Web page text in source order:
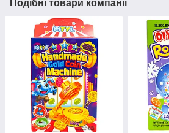
Подібні товари компанії